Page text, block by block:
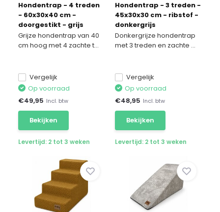
Hondentrap - 4 treden
- 60x30x40 cm -
doorgestikt - grijs
Grijze hondentrap van 40
cm hoog met 4 zachte t...
Vergelijk
Op voorraad
€49,95 Incl. btw
Bekijken
Levertijd: 2 tot 3 weken
Hondentrap - 3 treden -
45x30x30 cm - ribstof -
donkergrijs
Donkergrijze hondentrap
met 3 treden en zachte ...
Vergelijk
Op voorraad
€48,95 Incl. btw
Bekijken
Levertijd: 2 tot 3 weken